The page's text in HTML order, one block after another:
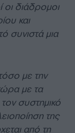
οι διάδρομοι
και
συνιστά μια
με την
με τα
συστημικό
της
από τη